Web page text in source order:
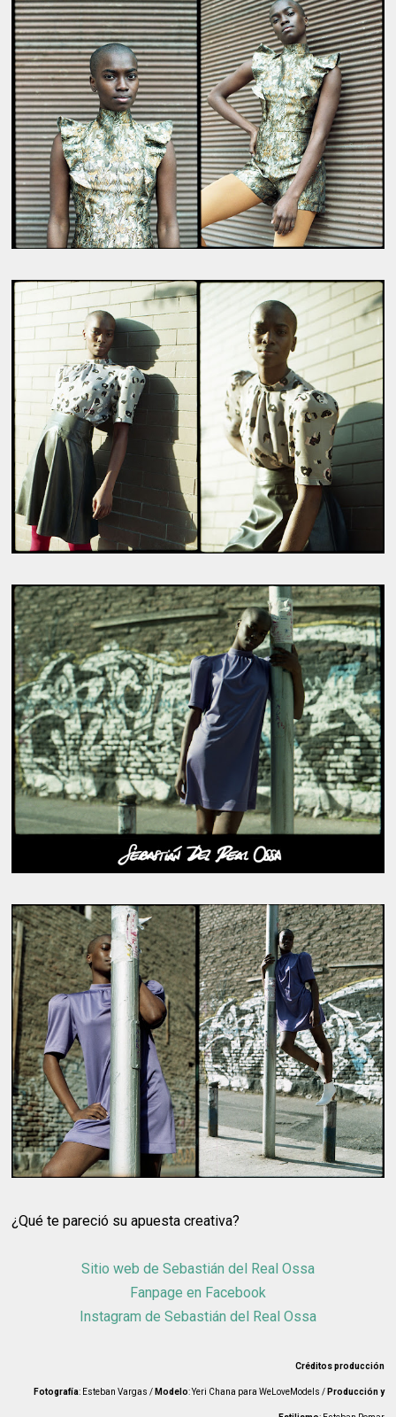
¿Qué te pareció su apuesta creativa?
Sitio web de Sebastián del Real Ossa
Fanpage en Facebook
Instagram de Sebastián del Real Ossa
Créditos producción
Fotografía: Esteban Vargas / Modelo: Yeri Chana para WeLoveModels / Producción y